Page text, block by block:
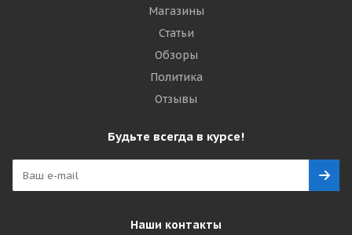
Магазины
Статьи
Обзоры
Политика
Отзывы
Будьте всегда в курсе!
Наши контакты